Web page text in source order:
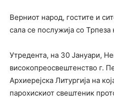
Верниот народ, гостите и
сала се послужија со
Утредента, на 30 Јануари,
високопреосвештенство г.
Архиерејска Литургија на
парохискиот свештеник